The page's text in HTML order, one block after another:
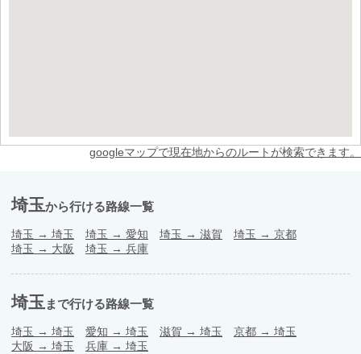
googleマップで現在地からのルートが検索できます。
埼玉から行ける路線一覧
埼玉 → 埼玉 埼玉 → 愛知 埼玉 → 滋賀 埼玉 → 京都
埼玉 → 大阪 埼玉 → 兵庫
埼玉 まで行ける路線一覧
埼玉 → 埼玉 愛知 → 埼玉 滋賀 → 埼玉 京都 → 埼玉
大阪 → 埼玉 兵庫 → 埼玉